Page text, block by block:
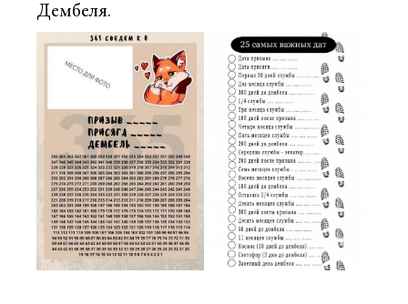
Дембеля.